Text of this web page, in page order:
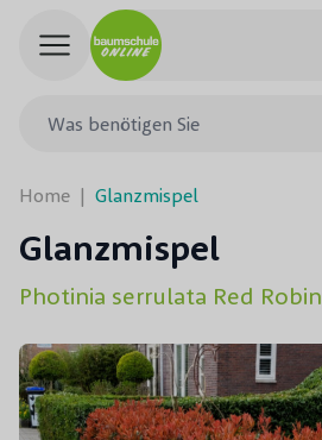
Skip to Content
Home | Glanzmispel
Glanzmispel
Photinia serrulata Red Robin